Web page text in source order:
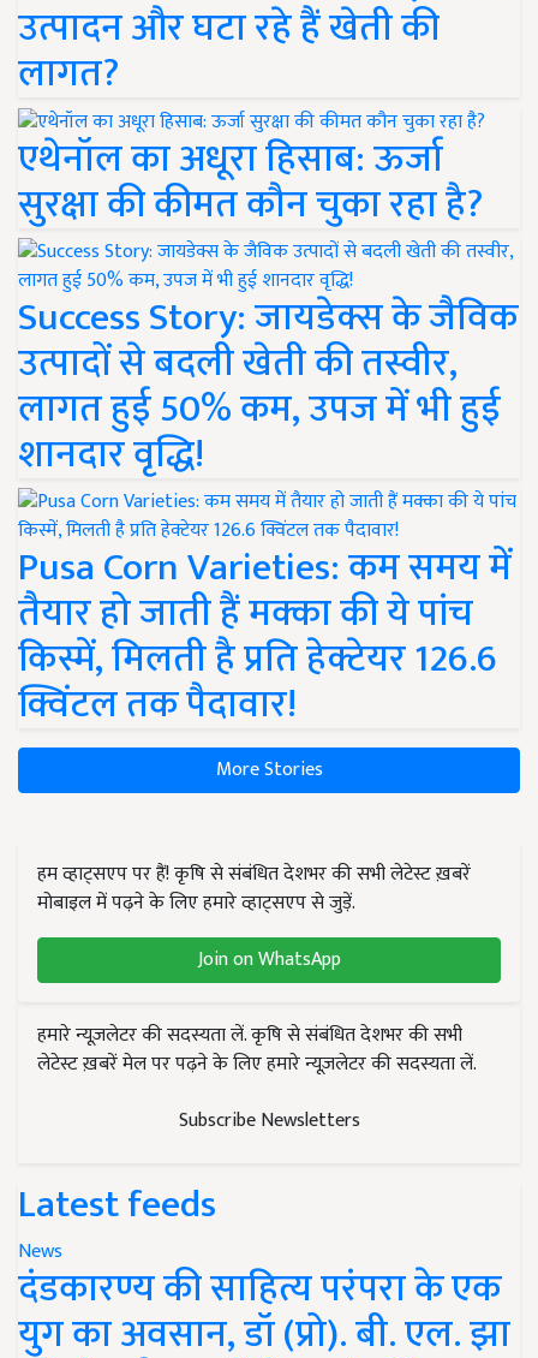
उत्पादन और घटा रहे हैं खेती की
लागत?
एथेनॉल का अधूरा हिसाब: ऊर्जा
सुरक्षा की कीमत कौन चुका रहा है?
Success Story: जायडेक्स के जैविक
उत्पादों से बदली खेती की तस्वीर,
लागत हुई 50% कम, उपज में भी हुई
शानदार वृद्धि!
Pusa Corn Varieties: कम समय में
तैयार हो जाती हैं मक्का की ये पांच
किस्में, मिलती है प्रति हेक्टेयर 126.6
क्विंटल तक पैदावार!
More Stories
हम व्हाट्सएप पर हैं! कृषि से संबंधित देशभर की सभी लेटेस्ट ख़बरें
मोबाइल में पढ़ने के लिए हमारे व्हाट्सएप से जुड़ें.
Join on WhatsApp
हमारे न्यूज़लेटर की सदस्यता लें. कृषि से संबंधित देशभर की सभी
लेटेस्ट ख़बरें मेल पर पढ़ने के लिए हमारे न्यूज़लेटर की सदस्यता लें.
Subscribe Newsletters
Latest feeds
News
दंडकारण्य की साहित्य परंपरा के एक
युग का अवसान, डॉ (प्रो). बी. एल. झा